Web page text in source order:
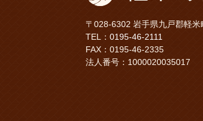
〒028-6302 岩手県九戸郡軽
TEL： 0195-46-2111
FAX：0195-46-2335
法人番号：1000020035017